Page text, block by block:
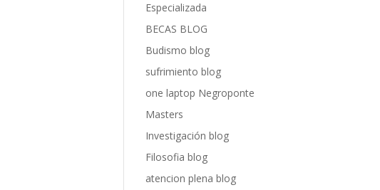
Especializada
BECAS BLOG
Budismo blog
sufrimiento blog
one laptop Negroponte
Masters
Investigación blog
Filosofia blog
atencion plena blog